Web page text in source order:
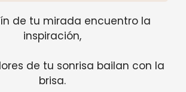
de tu mirada encuentro la
inspiración,
de tu sonrisa bailan con la
brisa.